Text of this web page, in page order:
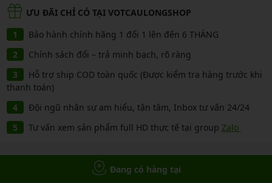
ƯU ĐÃI CHỈ CÓ TẠI VOTCAULONGSHOP
Bảo hành chính hãng 1 đổi 1 lên đến 6 THÁNG
Chính sách đổi – trả minh bạch, rõ ràng
Hỗ trợ ship COD toàn quốc (Được kiểm tra hàng trước khi
thanh toán)
Đội ngũ nhân sự am hiểu, tận tâm, Inbox tư vấn 24/24
Tư vấn xem sản phẩm full HD thực tế tại group Zalo
Đang có hàng tại